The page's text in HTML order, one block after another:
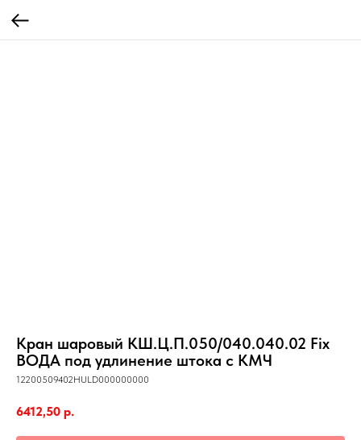
Кран шаровый КШ.Ц.П.050/040.040.02 Fix
ВОДА под удлинение штока с КМЧ
12200509402HULD000000000
6412,50 р.